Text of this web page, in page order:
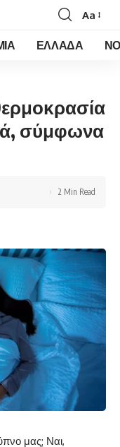
Font
Resizer
Aa
ΕΛΛΑΔΑ
σύμφωνα
2 Min Read
μας; Ναι,